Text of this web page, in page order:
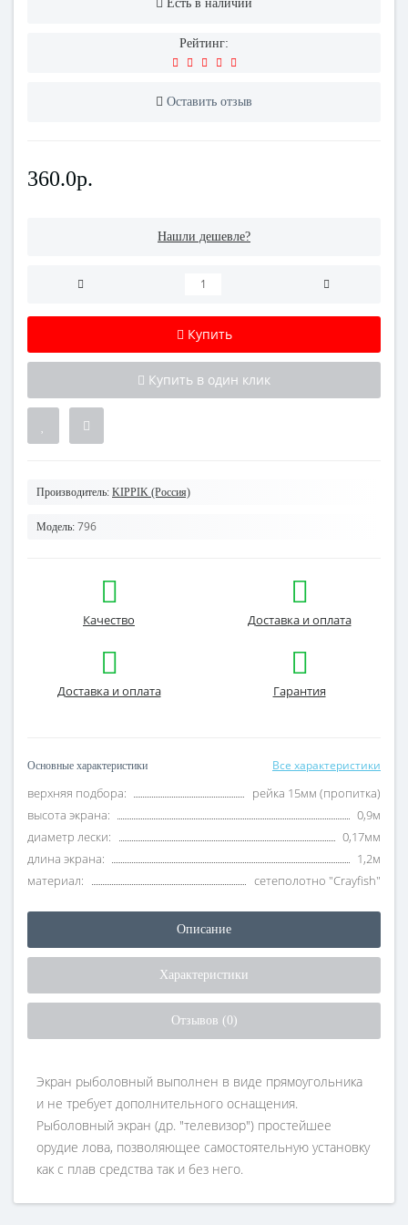
Есть в наличии
Рейтинг:
Оставить отзыв
360.0р.
Нашли дешевле?
Купить
Купить в один клик
Производитель: KIPPIK (Россия)
Модель: 796
Качество Доставка и оплата
Доставка и оплата Гарантия
Основные характеристики Все характеристики
верхняя подбора:
рейка 15мм (пропитка)
высота экрана:
0,9м
диаметр лески:
0,17мм
длина экрана:
1,2м
материал:
сетеполотно "Crayfish"
Описание
Характеристики
Отзывов (0)
Экран рыболовный выполнен в виде прямоугольника
и не требует дополнительного оснащения.
Рыболовный экран (др. "телевизор") простейшее
орудие лова, позволяющее самостоятельную установку
как с плав средства так и без него.